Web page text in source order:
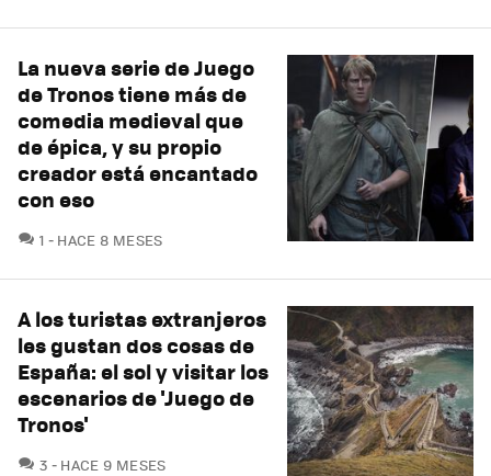
La nueva serie de Juego
de Tronos tiene más de
comedia medieval que
de épica, y su propio
creador está encantado
con eso
1 COMENTARIOS
HACE 8 MESES
A los turistas extranjeros
les gustan dos cosas de
España: el sol y visitar los
escenarios de 'Juego de
Tronos'
3 COMENTARIOS
HACE 9 MESES